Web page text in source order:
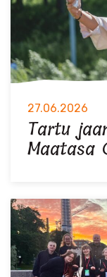
27.06.2026
Tartu
Maatasa